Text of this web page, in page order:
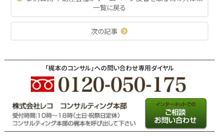
一覧に戻る
次の記事
「梶本のコンサル」への問い合わせ専用ダイヤル